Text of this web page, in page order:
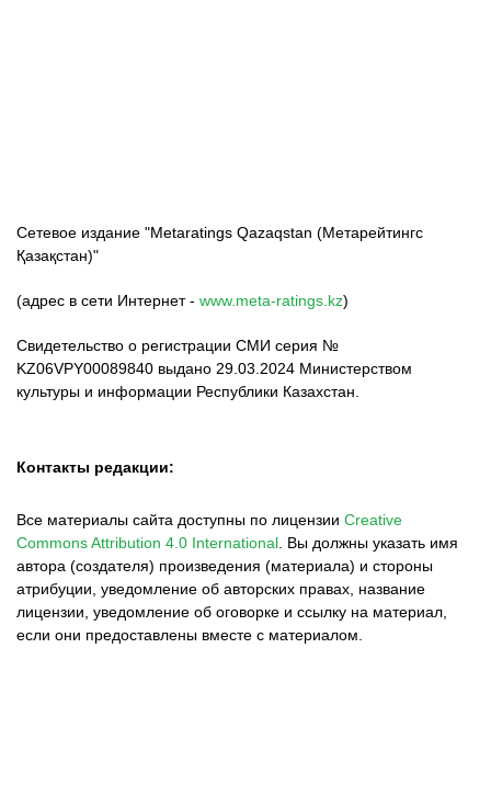
Сетевое издание "Metaratings Qazaqstan (Метарейтингс
Қазақстан)"
(адрес в сети Интернет - www.meta-ratings.kz)
Свидетельство о регистрации СМИ серия №
KZ06VPY00089840 выдано 29.03.2024 Министерством
культуры и информации Республики Казахстан.
Контакты редакции:
Все материалы сайта доступны по лицензии Creative
Commons Attribution 4.0 International. Вы должны указать имя
автора (создателя) произведения (материала) и стороны
атрибуции, уведомление об авторских правах, название
лицензии, уведомление об оговорке и ссылку на материал,
если они предоставлены вместе с материалом.